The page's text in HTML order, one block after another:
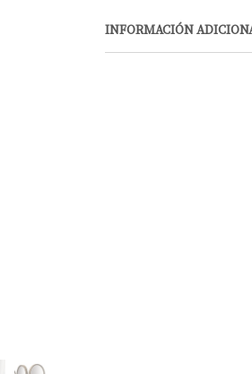
INFORMACIÓN